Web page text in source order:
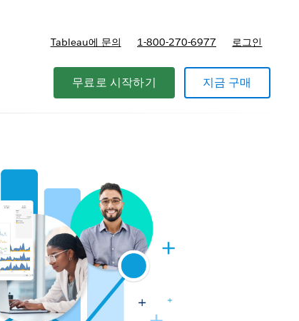
Tableau에 문의 1-800-270-6977 로그인
무료로 시작하기 지금 구매